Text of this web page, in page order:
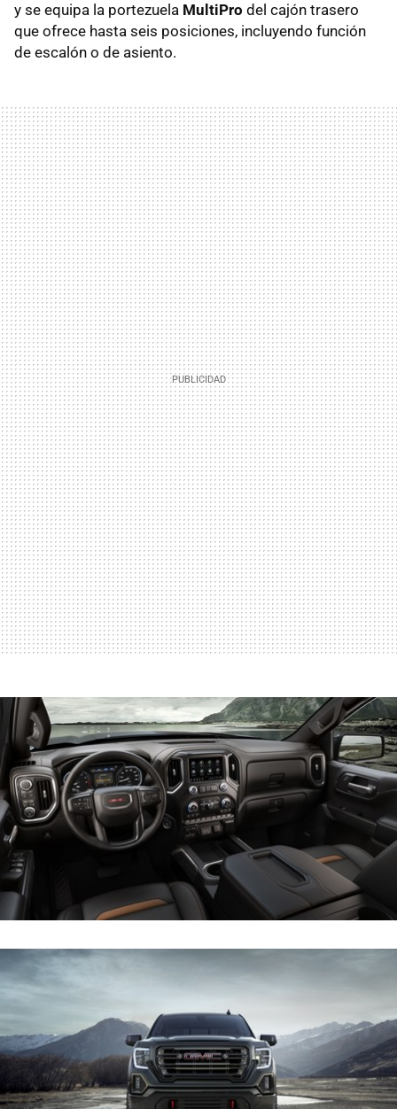
y se equipa la portezuela MultiPro del cajón trasero
que ofrece hasta seis posiciones, incluyendo función
de escalón o de asiento.